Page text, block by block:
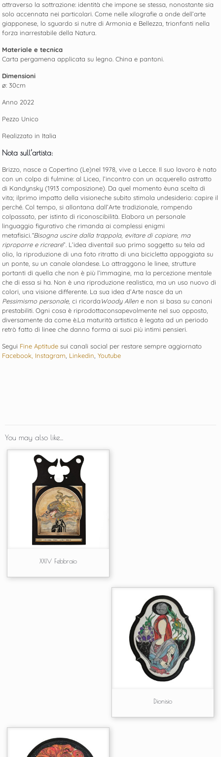
attraverso la sottrazione: identità che impone se stessa, nonostante sia
solo accennata nei particolari. Come nelle xilografie a onde dell’arte
giapponese, lo sguardo si nutre di Armonia e Bellezza, trionfanti nella
forza inarrestabile della Natura.
Materiale e tecnica
Carta pergamena applicata su legno. China e pantoni.
Dimensioni
ø: 30cm
Anno 2022
Pezzo Unico
Realizzato in Italia
Nota sull’artista:
Brizzo, nasce a Copertino (Le)nel 1978, vive a Lecce. Il suo lavoro è nato
con un colpo di fulmine: al Liceo, l’incontro con un acquerello astratto
di Kandynsky (1913 composizione). Da quel momento èuna scelta di
vita; ilprimo impatto della visioneche subito stimola undesiderio: capire il
perché. Col tempo, si allontana dall’Arte tradizionale, rompendo
colpassato, per istinto di riconoscibilità. Elabora un personale
linguaggio figurativo che rimanda ai complessi enigmi
metafisici.“Bisogna uscire dalla trappola, evitare di copiare, ma
riproporre e ricreare”. L’idea diventail suo primo soggetto su tela ad
olio, la riproduzione di una foto ritratto di una bicicletta appoggiata su
un ponte, su un canale olandese. Lo attraggono le linee, strutture
portanti di quella che non è più l’immagine, ma la percezione mentale
che di essa si ha. Non è una riproduzione realistica, ma un uso nuovo di
colori, una visione differente. La sua idea d’Arte nasce da un
Pessimismo personale, ci ricordaWoody Allen e non si basa su canoni
prestabiliti. Ogni cosa è riprodottaconsapevolmente nel suo opposto,
diversamente da come è.La maturità artistica è legata ad un periodo
retrò fatto di linee che danno forma ai suoi più intimi pensieri.
Segui Fine Aptitude sui canali social per restare sempre aggiornato
Facebook, Instagram, Linkedin,Youtube
You may also like…
XXIV Febbraio
Dionisio